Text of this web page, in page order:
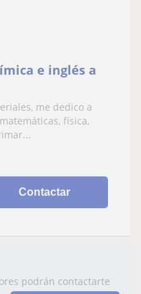
e inglés a
me dedico a
física,
Contactar
podrán contactarte